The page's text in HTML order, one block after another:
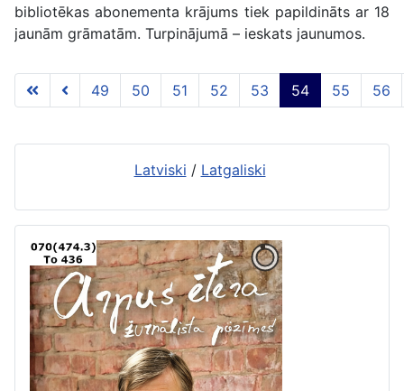
bibliotēkas abonementa krājums tiek papildināts ar 18
jaunām grāmatām. Turpinājumā – ieskats jaunumos.
54 lapa no 117
49 50 51 52 53 54 55 56
Latviski / Latgaliski